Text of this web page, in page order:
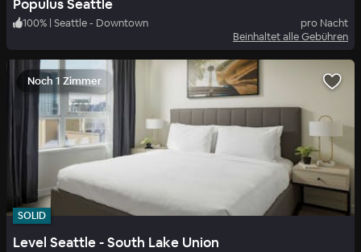
Populus Seattle
100% | Seattle - Downtown
pro Nacht
Beinhaltet alle Gebühren
Noch 1 Zimmer
SOLID
Level Seattle - South Lake Union